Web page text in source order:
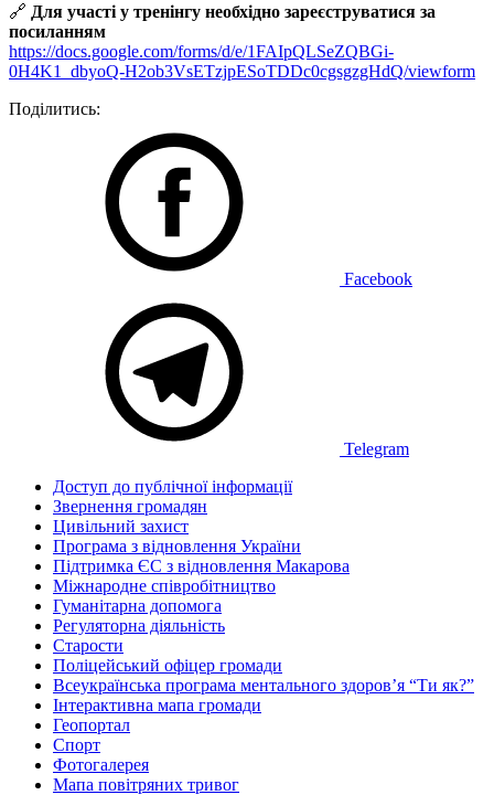
🔗 Для участі у тренінгу необхідно зареєструватися за
посиланням
https://docs.google.com/forms/d/e/1FAIpQLSeZQBGi-
0H4K1_dbyoQ-H2ob3VsETzjpESoTDDc0cgsgzgHdQ/viewform
Поділитись:
Facebook
Telegram
Доступ до публічної інформації
Звернення громадян
Цивільний захист
Програма з відновлення України
Підтримка ЄС з відновлення Макарова
Міжнародне співробітництво
Гуманітарна допомога
Регуляторна діяльність
Старости
Поліцейський офіцер громади
Всеукраїнська програма ментального здоров’я “Ти як?”
Інтерактивна мапа громади
Геопортал
Спорт
Фотогалерея
Мапа повітряних тривог